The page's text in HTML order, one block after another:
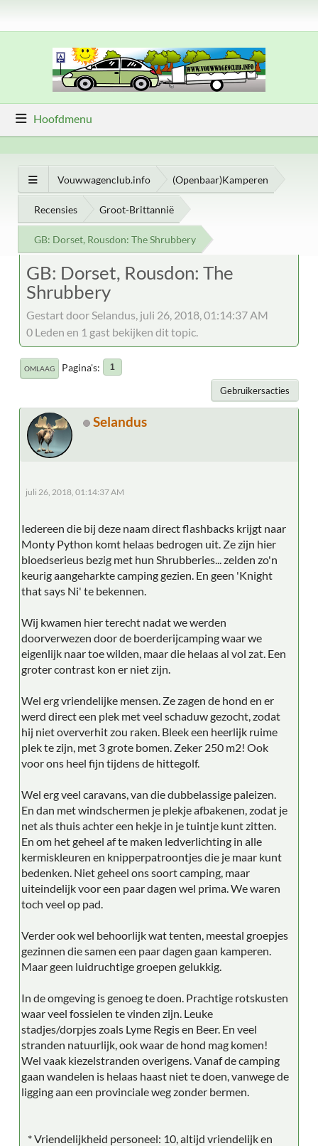
Hoofdmenu
Vouwwagenclub.info (Openbaar)Kamperen
Recensies Groot-Brittannië
GB: Dorset, Rousdon: The Shrubbery
GB: Dorset, Rousdon: The
Shrubbery
Gestart door Selandus, juli 26, 2018, 01:14:37 AM
0 Leden en 1 gast bekijken dit topic.
OMLAAG Pagina's 1
Gebruikersacties
Selandus
juli 26, 2018, 01:14:37 AM
Iedereen die bij deze naam direct flashbacks krijgt naar
Monty Python komt helaas bedrogen uit. Ze zijn hier
bloedserieus bezig met hun Shrubberies... zelden zo'n
keurig aangeharkte camping gezien. En geen 'Knight
that says Ni' te bekennen.
Wij kwamen hier terecht nadat we werden
doorverwezen door de boerderijcamping waar we
eigenlijk naar toe wilden, maar die helaas al vol zat. Een
groter contrast kon er niet zijn.
Wel erg vriendelijke mensen. Ze zagen de hond en er
werd direct een plek met veel schaduw gezocht, zodat
hij niet oververhit zou raken. Bleek een heerlijk ruime
plek te zijn, met 3 grote bomen. Zeker 250 m2! Ook
voor ons heel fijn tijdens de hittegolf.
Wel erg veel caravans, van die dubbelassige paleizen.
En dan met windschermen je plekje afbakenen, zodat je
net als thuis achter een hekje in je tuintje kunt zitten.
En om het geheel af te maken ledverlichting in alle
kermiskleuren en knipperpatroontjes die je maar kunt
bedenken. Niet geheel ons soort camping, maar
uiteindelijk voor een paar dagen wel prima. We waren
toch veel op pad.
Verder ook wel behoorlijk wat tenten, meestal groepjes
gezinnen die samen een paar dagen gaan kamperen.
Maar geen luidruchtige groepen gelukkig.
In de omgeving is genoeg te doen. Prachtige rotskusten
waar veel fossielen te vinden zijn. Leuke
stadjes/dorpjes zoals Lyme Regis en Beer. En veel
stranden natuurlijk, ook waar de hond mag komen!
Wel vaak kiezelstranden overigens. Vanaf de camping
gaan wandelen is helaas haast niet te doen, vanwege de
ligging aan een provinciale weg zonder bermen.
* Vriendelijkheid personeel: 10, altijd vriendelijk en